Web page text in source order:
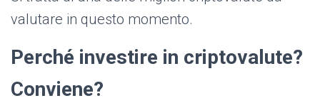
valutare in questo momento.
Perché investire in criptovalute?
Conviene?